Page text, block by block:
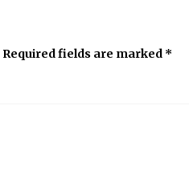
Required fields are marked *